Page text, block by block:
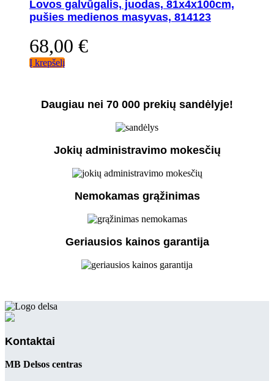
Lovos galvūgalis, juodas, 81x4x100cm,
pušies medienos masyvas, 814123
68,00 €
Į krepšelį
Daugiau nei 70 000 prekių sandėlyje!
Jokių administravimo mokesčių
Nemokamas grąžinimas
Geriausios kainos garantija
Kontaktai
MB Delsos centras